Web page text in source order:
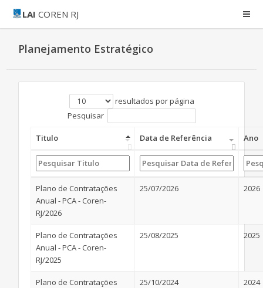
LAI COREN RJ
Planejamento Estratégico
resultados por página
Pesquisar
Titulo Data de Referência Ano
Plano de Contratações
Anual - PCA - Coren-
RJ/2026
25/07/2026 2026
Plano de Contratações
Anual - PCA - Coren-
RJ/2025
25/08/2025 2025
Plano de Contratações
25/10/2024 2024